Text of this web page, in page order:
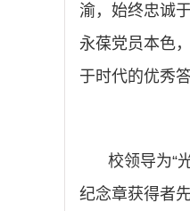
渝，始终忠诚
永葆党员本色
于时代的优秀答
校领导为“
纪念章获得者